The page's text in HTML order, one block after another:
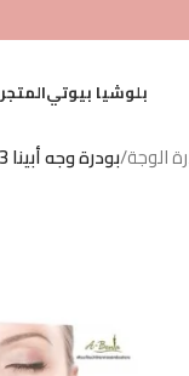
بلوشيا بيوتيالمتجر
الوجة/بودرة وجه أبينا 03 – 13 غرام